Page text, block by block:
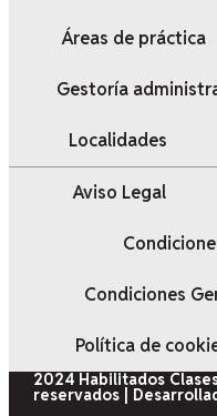
Áreas de práctica
Gestoría
Localidades
Aviso Legal
Condiciones
Política de
2024 Habilitados
reservados |